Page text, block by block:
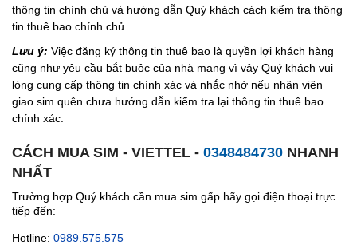
thông tin chính chủ và hướng dẫn Quý khách cách kiểm tra thông
tin thuê bao chính chủ.
Lưu ý: Việc đăng ký thông tin thuê bao là quyền lợi khách hàng
cũng như yêu cầu bắt buộc của nhà mạng vì vậy Quý khách vui
lòng cung cấp thông tin chính xác và nhắc nhở nếu nhân viên
giao sim quên chưa hướng dẫn kiểm tra lại thông tin thuê bao
chính xác.
CÁCH MUA SIM - VIETTEL - 0348484730 NHANH
NHẤT
Trường hợp Quý khách cần mua sim gấp hãy gọi điện thoại trực
tiếp đến:
Hotline: 0989.575.575